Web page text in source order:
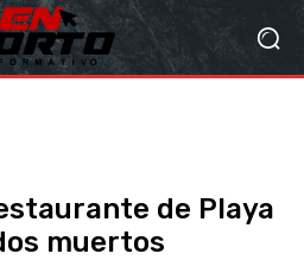
de Playa
muertos